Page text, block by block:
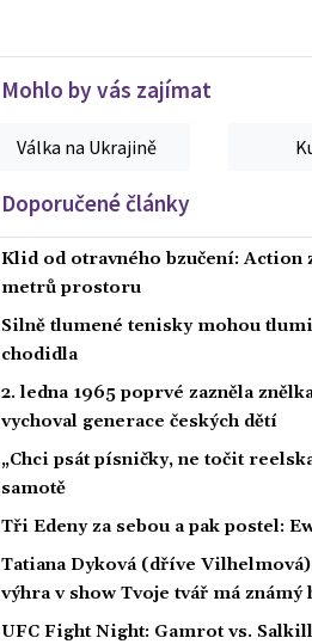
Mohlo by vás zajímat
Válka na Ukrajině
Doporučené články
Klid od otravného bzučení: Action
metrů prostoru
Silně tlumené tenisky mohou
chodidla
2. ledna 1965 poprvé zazněla
vychoval generace českých dětí
„Chci psát písničky, ne točit
samotě
Tři Edeny za sebou a pak postel:
Tatiana Dyková (dříve
výhra v show Tvoje tvář má známý
UFC Fight Night: Gamrot vs.